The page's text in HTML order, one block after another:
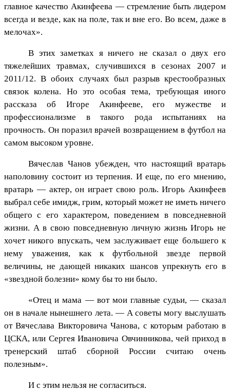
главное качество Акинфеева — стремление быть лидером
всегда и везде, как на поле, так и вне его. Во всем, даже в
мелочах».
В этих заметках я ничего не сказал о двух его
тяжелейших травмах, случившихся в сезонах 2007 и
2011/12. В обоих случаях был разрыв крестообразных
связок колена. Но это особая тема, требующая иного
рассказа об Игоре Акинфееве, его мужестве и
профессионализме в такого рода испытаниях на
прочность. Он поразил врачей возвращением в футбол на
самом высоком уровне.
Вячеслав Чанов убежден, что настоящий вратарь
наполовину состоит из терпения. И еще, по его мнению,
вратарь — актер, он играет свою роль. Игорь Акинфеев
выбрал себе имидж, грим, который может не иметь ничего
общего с его характером, поведением в повседневной
жизни. А в свою повседневную личную жизнь Игорь не
хочет никого впускать, чем заслуживает еще большего к
нему уважения, как к футбольной звезде первой
величины, не дающей никаких шансов упрекнуть его в
«звездной болезни» кому бы то ни было.
«Отец и мама — вот мои главные судьи, — сказал
он в начале нынешнего лета. — А советы могу выслушать
от Вячеслава Викторовича Чанова, с которым работаю в
ЦСКА, или Сергея Ивановича Овчинникова, чей приход в
тренерский штаб сборной России считаю очень
полезным».
И с этим нельзя не согласиться.